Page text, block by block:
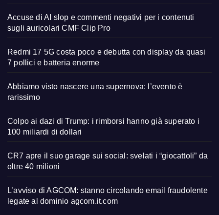
Accuse di AI slop e commenti negativi per i contenuti
sugli auricolari CMF Clip Pro
Redmi 17 5G costa poco e debutta con display da quasi
7 pollici e batteria enorme
Abbiamo visto nascere una supernova: l’evento è
rarissimo
Colpo ai dazi di Trump: i rimborsi hanno già superato i
100 miliardi di dollari
CR7 apre il suo garage sui social: svelati i “giocattoli” da
oltre 40 milioni
L’avviso di AGCOM: stanno circolando email fraudolente
legate al dominio agcom.it.com